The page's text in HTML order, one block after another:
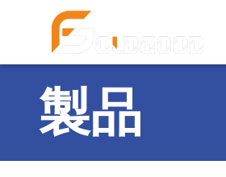
製品